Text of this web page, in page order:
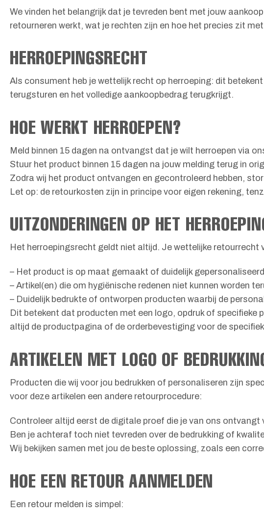
We vinden het belangrijk dat je tevreden bent met jouw
retourneren werkt, wat je rechten zijn en hoe het precies zit
HERROEPINGSRECHT
Als consument heb je wettelijk recht op herroeping: dit
terugsturen en het volledige aankoopbedrag terugkrijgt.
HOE WERKT HERROEPEN?
Meld binnen 15 dagen na ontvangst dat je wilt herroepen via
Stuur het product binnen 15 dagen na jouw melding terug in
Zodra wij het product ontvangen en gecontroleerd hebben,
Let op: de retourkosten zijn in principe voor eigen rekening,
UITZONDERINGEN OP HET
Het herroepingsrecht geldt niet altijd. Je wettelijke retourrecht
– Het product is op maat gemaakt of duidelijk
– Artikel(en) die om hygiënische redenen niet kunnen worden
– Duidelijk bedrukte of ontworpen producten waarbij de
Dit betekent dat producten met een logo, opdruk of specifieke
altijd de productpagina of de orderbevestiging voor de
ARTIKELEN MET LOGO OF
Producten die wij voor jou bedrukken of personaliseren zijn
voor deze artikelen een andere retourprocedure:
Controleer altijd eerst de digitale proef die je van ons
Ben je achteraf toch niet tevreden over de bedrukking of
Wij bekijken samen met jou de beste oplossing, zoals een
HOE EEN RETOUR AANMELDEN
Een retour melden is simpel: